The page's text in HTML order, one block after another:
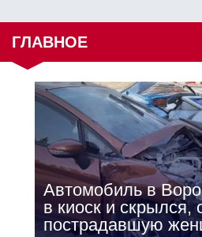
ГЛАВНОЕ
Автомобиль в
в киоск и скрылся,
пострадавшую